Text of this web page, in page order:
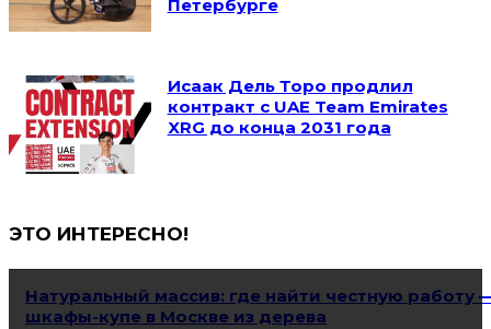
Петербурге
Исаак Дель Торо продлил
контракт с UAE Team Emirates
XRG до конца 2031 года
ЭТО ИНТЕРЕСНО!
Натуральный массив: где найти честную работу
шкафы-купе в Москве из дерева